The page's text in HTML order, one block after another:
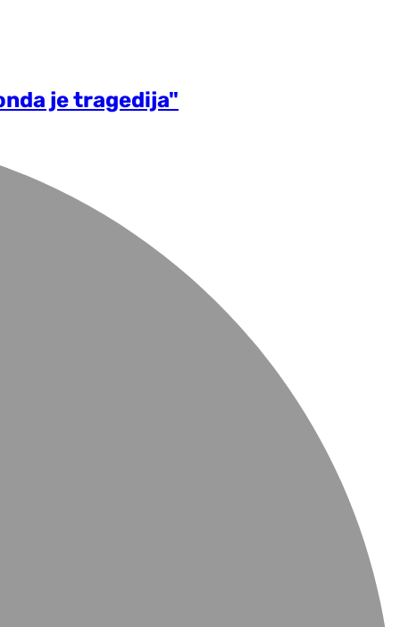
je tragedija"